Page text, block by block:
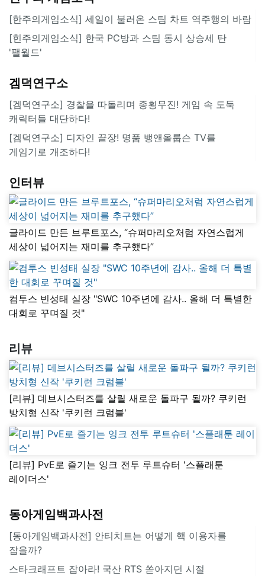
[한주의게임소식] 세일이 불러온 스팀 차트 역주행의 바람
[힌주의게임소식] 한국 PC방과 스팀 동시 상승세 탄
'팰월드'
겜덕연구소
[겜덕연구소] 경찰을 따돌리며 종횡무진! 게임 속 도둑
캐릭터들 대단하다!
[겜덕연구소] 디자인 끝장! 명품 뱅앤올룹슨 TV를
게임기로 개조하다!
인터뷰
글라이드 만든 브루트포스, “슈퍼마리오처럼 자연스럽게
세상이 넓어지는 재미를 추구했다”
컴투스 빈성태 실장 "SWC 10주년에 감사.. 올해 더 특별한
대회로 꾸며질 것"
리뷰
[리뷰] 데브시스터즈를 살릴 새로운 돌파구 될까? 쿠키런
방치형 신작 '쿠키런 크럼블'
[리뷰] PvE로 즐기는 잉크 전투 루트슈터 '스플래툰
레이더스'
동아게임백과사전
[동아게임백과사전] 안티치트는 어떻게 핵 이용자를
잡을까?
스타크래프트 잡아라! 국산 RTS 쏟아지던 시절